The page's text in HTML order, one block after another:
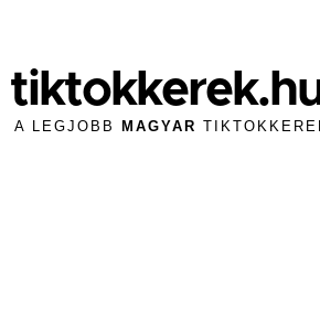
A LEGJOBB MAGYAR